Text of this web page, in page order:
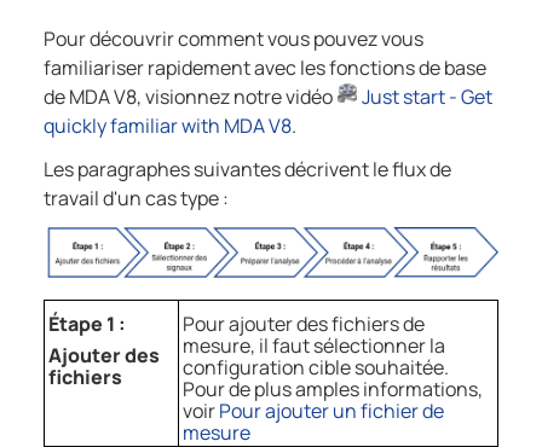
Pour découvrir comment vous pouvez vous
familiariser rapidement avec les fonctions de base
deMDA V8, visionnez notre vidéo
Just start - Get
quickly familiar with MDA V8.
Les paragraphes suivantes décrivent le flux de
travail d'un cas type :
Étape 1 :
Ajouter des
fichiers
Pour ajouter des fichiers de
mesure, il faut sélectionner la
configuration cible souhaitée.
Pour de plus amples informations,
voirPour ajouter un fichier de
mesure